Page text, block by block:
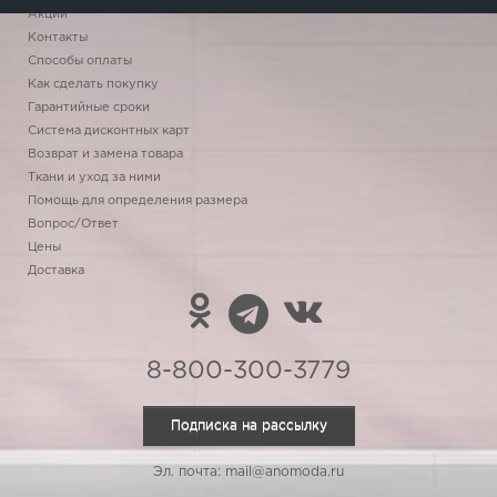
Акции
Контакты
Способы оплаты
Как сделать покупку
Гарантийные сроки
Система дисконтных карт
Возврат и замена товара
Ткани и уход за ними
Помощь для определения размера
Вопрос/Ответ
Цены
Доставка
8-800-300-3779
Подписка на рассылку
Эл. почта: mail@anomoda.ru